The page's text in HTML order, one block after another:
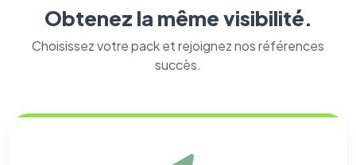
Obtenez la même visibilité.
Choisissez votre pack et rejoignez nos références
succès.